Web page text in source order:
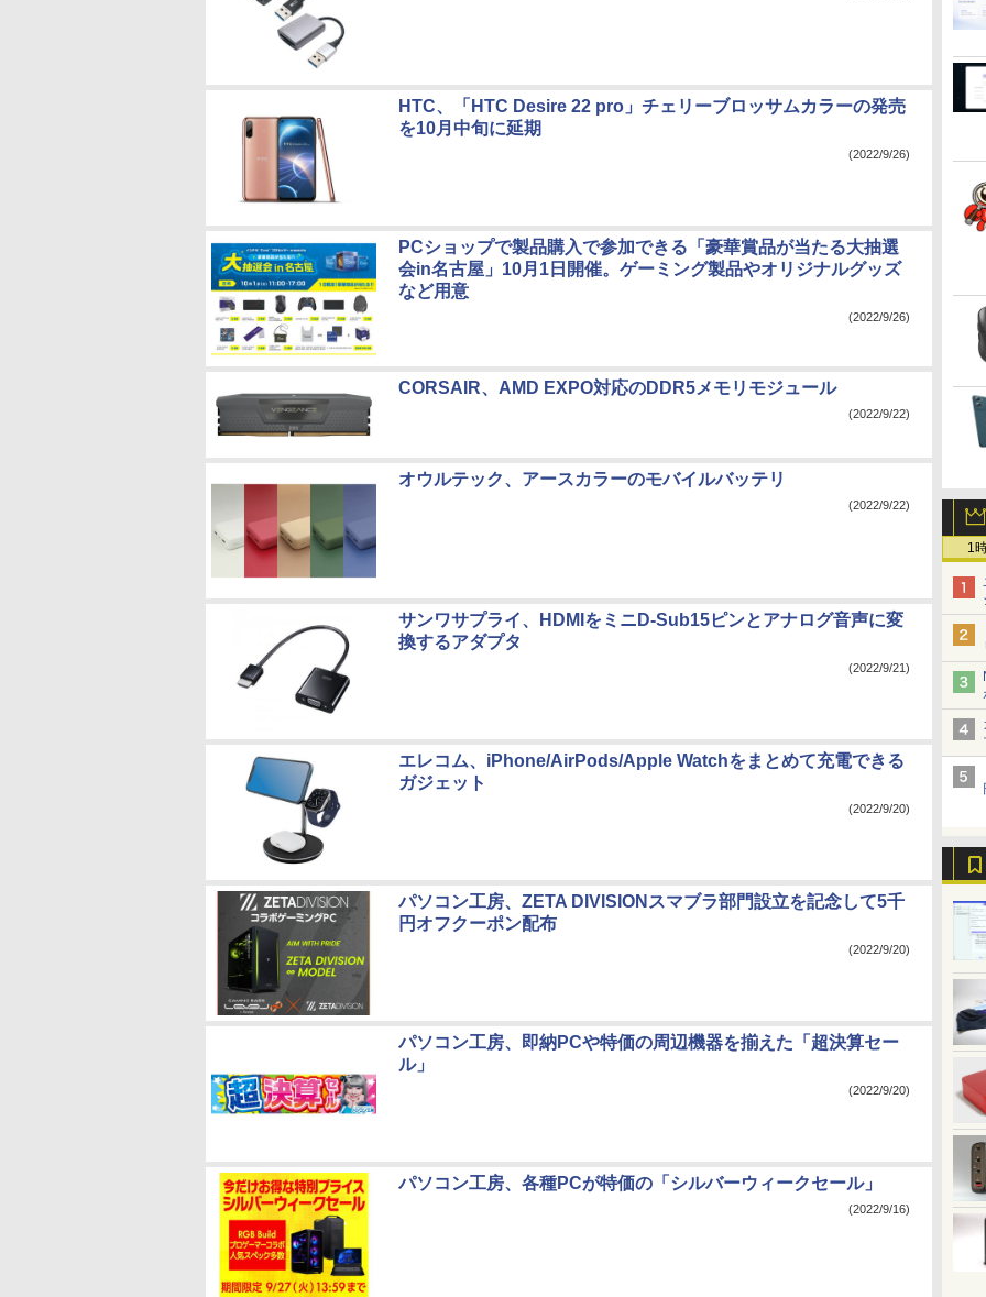
1
HTC、「HTC Desire 22 pro」チェリーブロッサムカラーの発売
を10月中旬に延期
(2022/9/26)
PCショップで製品購入で参加できる「豪華賞品が当たる大抽選
会in名古屋」10月1日開催。ゲーミング製品やオリジナルグッズ
など用意
(2022/9/26)
CORSAIR、AMD EXPO対応のDDR5メモリモジュール
(2022/9/22)
オウルテック、アースカラーのモバイルバッテリ
(2022/9/22)
サンワサプライ、HDMIをミニD-Sub15ピンとアナログ音声に変
換するアダプタ
(2022/9/21)
エレコム、iPhone/AirPods/Apple Watchをまとめて充電できる
ガジェット
(2022/9/20)
パソコン工房、ZETA DIVISIONスマブラ部門設立を記念して5千
円オフクーポン配布
(2022/9/20)
パソコン工房、即納PCや特価の周辺機器を揃えた「超決算セー
ル」
(2022/9/20)
パソコン工房、各種PCが特価の「シルバーウィークセール」
(2022/9/16)